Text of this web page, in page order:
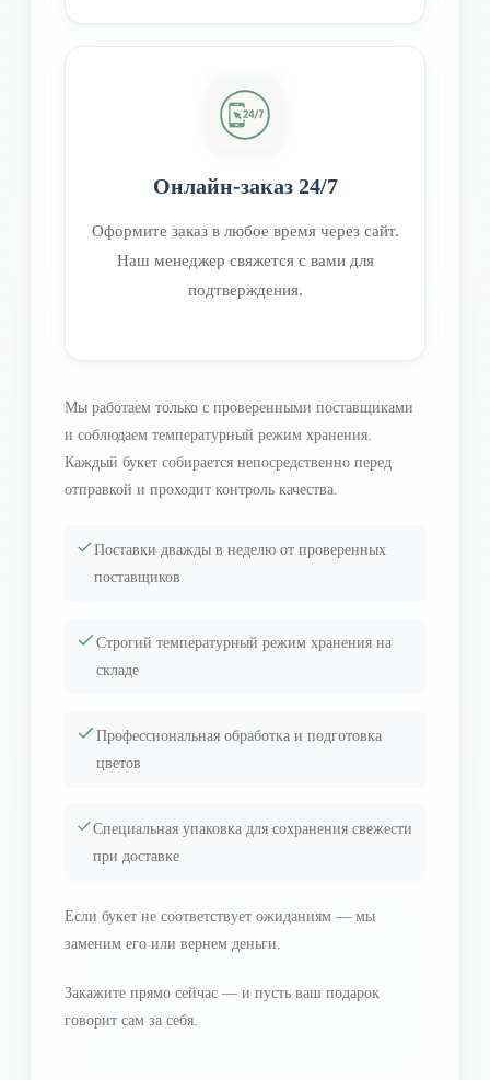
Онлайн-заказ 24/7
Оформите заказ в любое время через сайт.
Наш менеджер свяжется с вами для
подтверждения.
Мы работаем только с проверенными поставщиками
и соблюдаем температурный режим хранения.
Каждый букет собирается непосредственно перед
отправкой и проходит контроль качества.
Поставки дважды в неделю от проверенных
поставщиков
Строгий температурный режим хранения на
складе
Профессиональная обработка и подготовка
цветов
Специальная упаковка для сохранения свежести
при доставке
Если букет не соответствует ожиданиям — мы
заменим его или вернем деньги.
Закажите прямо сейчас — и пусть ваш подарок
говорит сам за себя.